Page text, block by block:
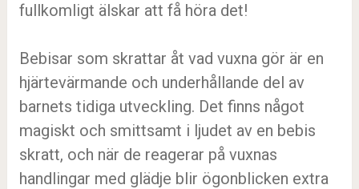
fullkomligt älskar att få höra det!
Bebisar som skrattar åt vad vuxna gör är en
hjärtevärmande och underhållande del av
barnets tidiga utveckling. Det finns något
magiskt och smittsamt i ljudet av en bebis
skratt, och när de reagerar på vuxnas
handlingar med glädje blir ögonblicken extra